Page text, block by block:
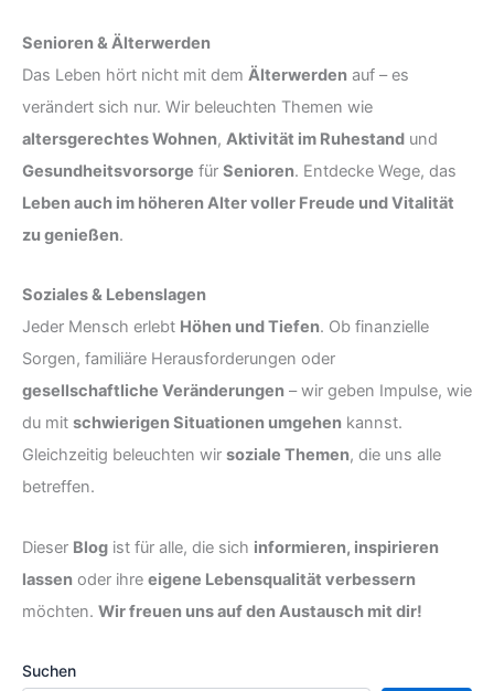
Senioren & Älterwerden
Das Leben hört nicht mit dem Älterwerden auf – es
verändert sich nur. Wir beleuchten Themen wie
altersgerechtes Wohnen, Aktivität im Ruhestand und
Gesundheitsvorsorge für Senioren. Entdecke Wege, das
Leben auch im höheren Alter voller Freude und Vitalität
zu genießen.
Soziales & Lebenslagen
Jeder Mensch erlebt Höhen und Tiefen. Ob finanzielle
Sorgen, familiäre Herausforderungen oder
gesellschaftliche Veränderungen – wir geben Impulse, wie
du mit schwierigen Situationen umgehen kannst.
Gleichzeitig beleuchten wir soziale Themen, die uns alle
betreffen.
Dieser Blog ist für alle, die sich informieren, inspirieren
lassen oder ihre eigene Lebensqualität verbessern
möchten. Wir freuen uns auf den Austausch mit dir!
Suchen